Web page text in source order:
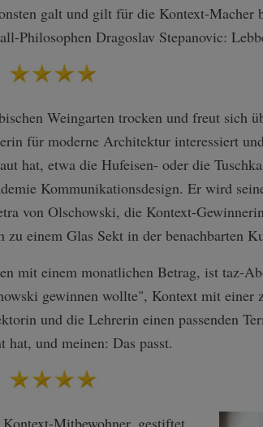
galt und gilt für die Kontext-Macher
Philosophen Dragoslav Stepanovic:
Weingarten trocken und freut sich
für moderne Architektur interessiert
hat, etwa die Hufeisen- oder die
Kommunikationsdesign. Er wird
von Olschowski, die Kontext-
einem Glas Sekt in der benachbarten
mit einem monatlichen Betrag, ist taz-
gewinnen wollte", Kontext mit einer
und die Lehrerin einen passenden
hat, und meinen: Das passt.
Mitbewohner, gestiftet